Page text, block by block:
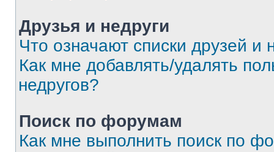
Друзья и недруги
Что означают списки друзей и
Как мне добавлять/удалять
недругов?
Поиск по форумам
Как мне выполнить поиск по